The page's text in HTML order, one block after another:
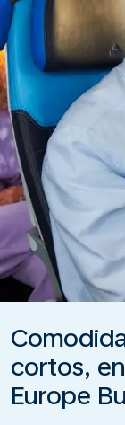
cortos, en
Europe